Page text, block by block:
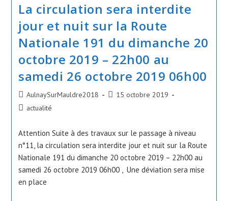
La circulation sera interdite
jour et nuit sur la Route
Nationale 191 du dimanche 20
octobre 2019 – 22h00 au
samedi 26 octobre 2019 06h00
Auteur/autrice
de
AulnaySurMauldre2018
Publication
15 octobre 2019
Postactualité
Attention Suite à des travaux sur le passage à niveau
n°11, la circulation sera interdite jour et nuit sur la Route
Nationale 191 du dimanche 20 octobre 2019 – 22h00 au
samedi 26 octobre 2019 06h00 , Une déviation sera mise
en place